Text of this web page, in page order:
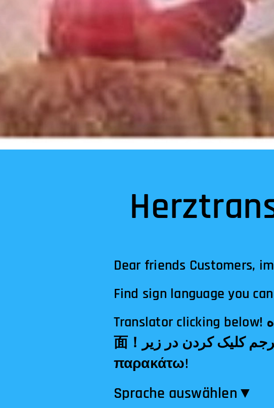
Dear friends Customers,
Find sign language you
Translator clicking below! الترجمة النقر أدناه!अनुवादक नीचे क्लिक!翻译点击下
面！مترجم کلیک کردن در زیر!Tłumacz klikając poniżej!Μεταφραστής κλικ
παρακάτω!
Sprache auswählen​▼